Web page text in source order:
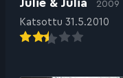
2009
Katsottu 31.5.2010